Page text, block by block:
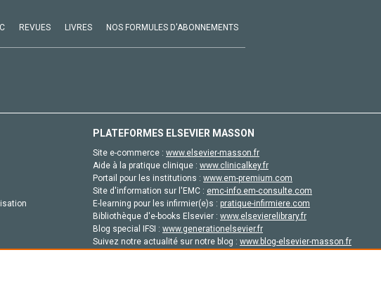
REVUES LIVRES NOS FORMULES D'ABONNEMENTS
PLATEFORMES ELSEVIER MASSON
Site e-commerce : www.elsevier-masson.fr
Aide à la pratique clinique : www.clinicalkey.fr
Portail pour les institutions : www.em-premium.com
Site d'information sur l'EMC : emc-info.em-consulte.com
E-learning pour les infirmier(e)s : pratique-infirmiere.com
Bibliothèque d'e-books Elsevier : www.elsevierelibrary.fr
Blog special IFSI : www.generationelsevier.fr
Suivez notre actualité sur notre blog : www.blog-elsevier-masson.fr